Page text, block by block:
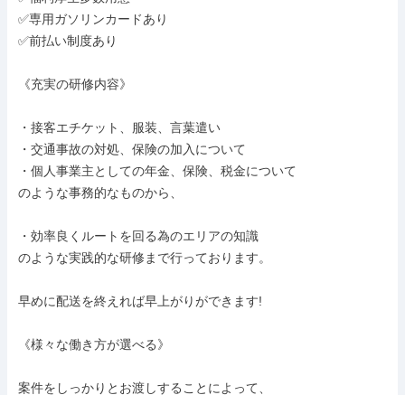
✅専用ガソリンカードあり
✅前払い制度あり
《充実の研修内容》
・接客エチケット、服装、言葉遣い
・交通事故の対処、保険の加入について
・個人事業主としての年金、保険、税金について
のような事務的なものから、
・効率良くルートを回る為のエリアの知識
のような実践的な研修まで行っております。
早めに配送を終えれば早上がりができます!
《様々な働き方が選べる》
案件をしっかりとお渡しすることによって、